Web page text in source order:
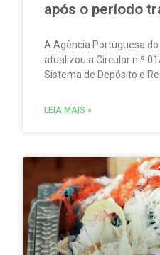
após o período
A Agência Portuguesa
atualizou a Circular n.º
Sistema de Depósito e
traz um esclarecimento
LEIA MAIS »